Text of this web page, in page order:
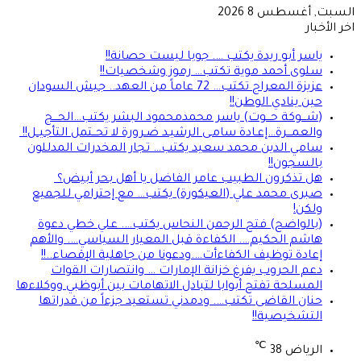
السبت, أغسطس 8 2026
اخر الأخبار
ياسر أبو ريدة يكتب …. جوبا ليست حصانة!!
سلوى أحمد موية تكتب… رموز وشخصيات!!
عزيزة المعراج تكتب… 72 عاماً من العهد.. جيش السودان
حين ينادي الوطن!!
(شـــوكة حـــوت) ياسر محمدمحمود البشر يكتب…الحـــج
والعمـــرة…إعـادة سامـى الرشيـد ضـرورة لا تحــتمل التأجيــل!!
سامي الدين محمد سعيد يكتب… تجار المخدرات المدللون
بالسجون!!
هل تذكرون الطبيب عامر الفاضل يا أهل بحر أبيض؟
صبرى محمد علي (العيكورة) يكتب… مع إحترامي للجميع
ولكن!
(بالواضح) فتح الرحمن النحاس يكتب…. علي خطي دعوة
هاشم الحكيم…. الكفاءة قبل المعيار السياسي…. والأهم
إعادة توظيف الكفاءأت….ودعونا من جاهلية الإقصاء..!!
دعم الحروب يفرغ خزانة الإمارات … وانتصارات القوات
المسلحة تفتح أبوابا لتبادل الاتهامات بين أبوظبي ووكلاءها
حنان القاضى تكتب…. ودمدني تستعيد جزءاً من قدراتها
التشخيصية!!
الرياض 38
℃